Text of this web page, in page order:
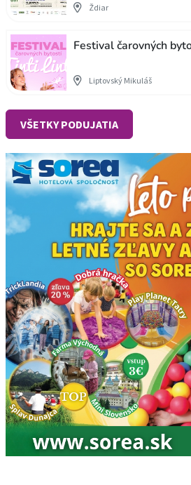
Ždiar
Festival čarovných
Liptovský Mikuláš
VŠETKY PODUJATIA